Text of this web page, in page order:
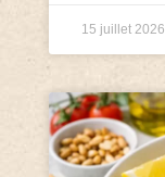
15 juillet 2026